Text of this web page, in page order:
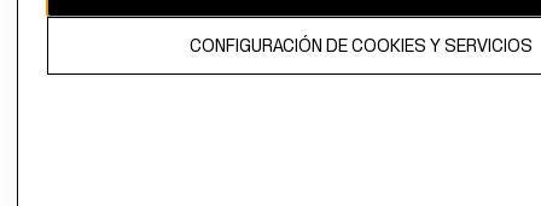
El contenido de esta página web está protegido por copyright y es
CONFIGURACIÓN DE COOKIES Y SERVICIOS